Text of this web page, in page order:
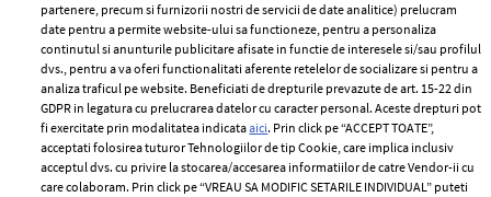
ELLE Style Awards
2024
Despre ELLE
Romania
Contact
Abonamente
Termeni si conditii
Politica de
confidențialitate
Politica de cookies
Publicitate
partenere, precum si furnizorii nostri de servicii de date analitice) prelucram
date pentru a permite website-ului sa functioneze, pentru a personaliza
continutul si anunturile publicitare afisate in functie de interesele si/sau profilul
dvs., pentru a va oferi functionalitati aferente retelelor de socializare si pentru a
analiza traficul pe website. Beneficiati de drepturile prevazute de art. 15-22 din
GDPR in legatura cu prelucrarea datelor cu caracter personal. Aceste drepturi pot
fi exercitate prin modalitatea indicataaici. Prin click pe “ACCEPT TOATE”,
acceptati folosirea tuturor Tehnologiilor de tip Cookie, care implica inclusiv
acceptul dvs. cu privire la stocarea/accesarea informatiilor de catre Vendor-ii cu
care colaboram. Prin click pe “VREAU SA MODIFIC SETARILE INDIVIDUAL” puteti